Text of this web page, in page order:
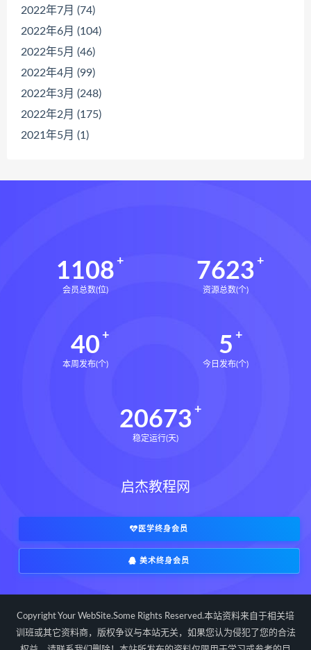
2022年7月 (74)
2022年6月 (104)
2022年5月 (46)
2022年4月 (99)
2022年3月 (248)
2022年2月 (175)
2021年5月 (1)
1108
会员总数(位)
7623
资源总数(个)
40
本周发布(个)
5
今日发布(个)
20673
稳定运行(天)
启杰教程网
医学终身会员
美术终身会员
Copyright Your WebSite.Some Rights Reserved.本站资料来自于相关培
训班或其它资料商，版权争议与本站无关，如果您认为侵犯了您的合法